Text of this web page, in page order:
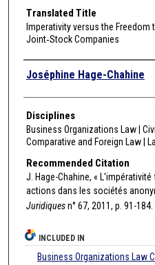
Translated Title
Imperativity versus the
Joint‑Stock Companies
Authors
Joséphine Hage-Chahine
Disciplines
Business Organizations Law |
Comparative and Foreign Law |
Recommended Citation
J. Hage-Chahine, «
actions dans les sociétés
Juridiquesn° 67, 2011, p. 91-184.
INCLUDED IN
Business Organizations Law